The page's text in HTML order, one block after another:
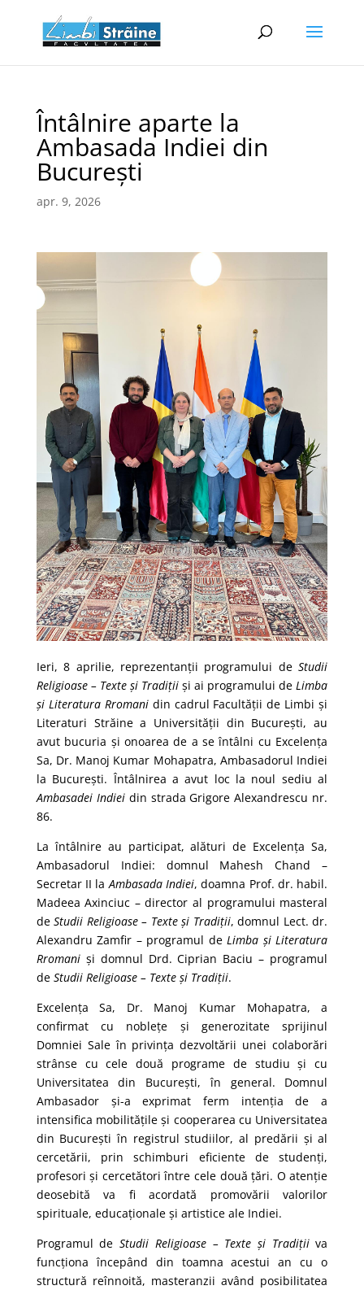
Întâlnire aparte la
Ambasada Indiei din
București
apr. 9, 2026
Ieri, 8 aprilie, reprezentanții programului deStudii
Religioase – Texte și Tradițiiși ai programului deLimba
și Literatura Rromanidin cadrul Facultății de Limbi și
Literaturi Străine a Universității din București, au
avut bucuria și onoarea de a se întâlni cu Excelența
Sa, Dr. Manoj Kumar Mohapatra, Ambasadorul Indiei
la București. Întâlnirea a avut loc la noul sediu al
Ambasadei Indieidin strada Grigore Alexandrescu nr.
86.
La întâlnire au participat, alături de Excelența Sa,
Ambasadorul Indiei: domnul Mahesh Chand –
Secretar II laAmbasada Indiei, doamna Prof. dr. habil.
Madeea Axinciuc – director al programului masteral
deStudii Religioase – Texte și Tradiții, domnul Lect. dr.
Alexandru Zamfir – programul deLimba și Literatura
Rromaniși domnul Drd. Ciprian Baciu – programul
de Studii Religioase – Texte și Tradiții.
Excelența Sa, Dr. Manoj Kumar Mohapatra, a
confirmat cu noblețe și generozitate sprijinul
Domniei Sale în privința dezvoltării unei colaborări
strânse cu cele două programe de studiu și cu
Universitatea din București, în general. Domnul
Ambasador și-a exprimat ferm intenția de a
intensifica mobilitățile și cooperarea cu Universitatea
din București în registrul studiilor, al predării și al
cercetării, prin schimburi eficiente de studenți,
profesori și cercetători între cele două țări. O atenție
deosebită va fi acordată promovării valorilor
spirituale, educaționale și artistice ale Indiei.
Programul deStudii Religioase – Texte și Tradițiiva
funcționa începând din toamna acestui an cu o
structură reînnoită, masteranzii având posibilitatea